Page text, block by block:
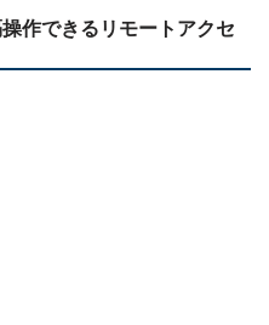
作できるリモートアクセ